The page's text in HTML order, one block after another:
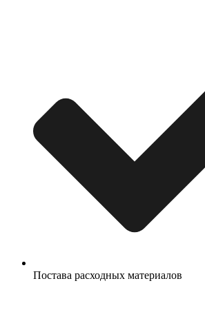
Постава расходных материалов